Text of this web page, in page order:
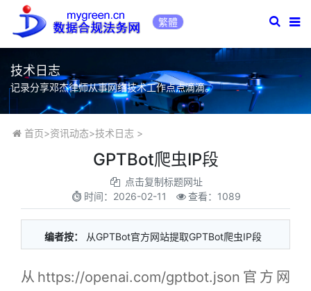
繁體
技术日志
记录分享邓杰律师从事网络技术工作点点滴滴。
首页>资讯动态>技术日志>
GPTBot爬虫IP段
点击复制标题网址
时间： 2026-02-11 查看：1089
编者按： 从GPTBot官方网站提取GPTBot爬虫IP段
从https://openai.com/gptbot.json官方网